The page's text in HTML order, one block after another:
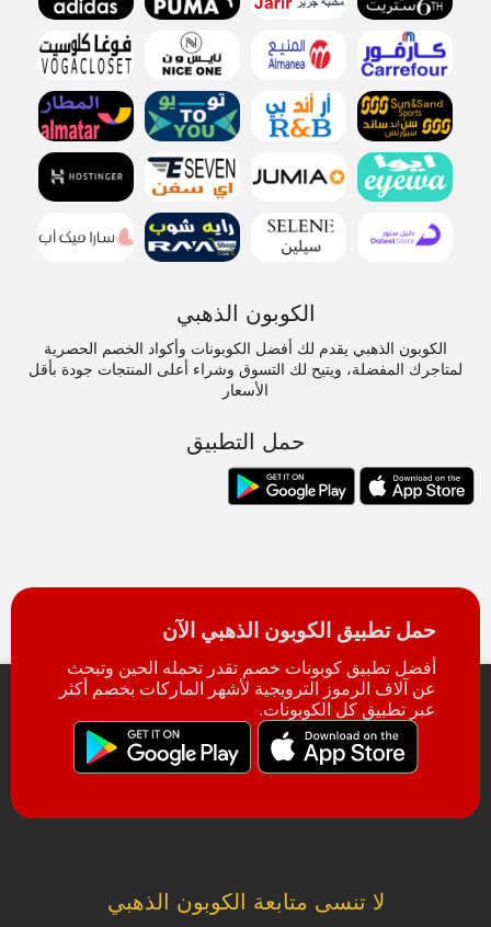
الكوبون الذهبي
الكوبون الذهبي يقدم لك أفضل الكوبونات وأكواد الخصم الحصرية
لمتاجرك المفضلة، ويتيح لك التسوق وشراء أعلى المنتجات جودة بأقل
الأسعار
حمل التطبيق
حمل تطبيق الكوبون الذهبي الآن
أفضل تطبيق كوبونات خصم تقدر تحمله الحين وتبحث
عن آلاف الرموز الترويجية لأشهر الماركات بخصم أكثر
عبر تطبيق كل الكوبونات.
لا تنسى متابعة الكوبون الذهبي